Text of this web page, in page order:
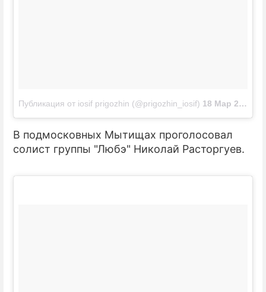
Публикация от iosif prigozhin (@prigozhin_iosif) 18 Мар 2018 в 3:48 PDT
В подмосковных Мытищах проголосовал
солист группы "Любэ" Николай Расторгуев.